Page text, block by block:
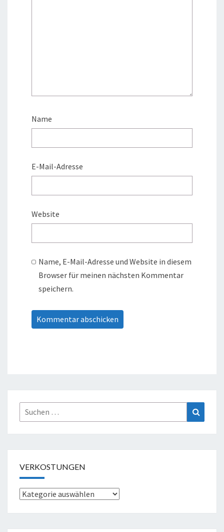
Name
E-Mail-Adresse
Website
Name, E-Mail-Adresse und Website in diesem
Browser für meinen nächsten Kommentar
speichern.
Suche
nach:
VERKOSTUNGEN
Verkostungen